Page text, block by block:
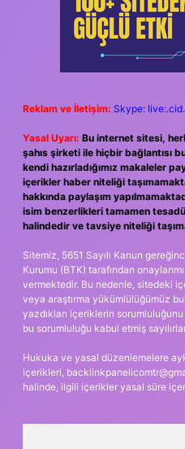
Reklam ve İletişim: Skype:
Yasal Uyarı: Bu internet sitesi,
şahıs şirketi ile hiçbir bağlantısı
kendi hazırladığımız makaleler
içerikler haber niteliği
hakkında paylaşım
isim benzerlikleri tamamen
halindedir ve tavsiye niteliği
Sitemiz, 5651 Sayılı Kanun
Kurumu (BTK) tarafından
vermektedir. Bu nedenle, sitedeki
veya araştırma yükümlülüğümüz
yazdıkları içeriklerin
bu sorumluluğu kabul etmiş
Hukuka ve yasal düzenlemelere
içerikleri,
halinde, ilgili içerikler yasal süre